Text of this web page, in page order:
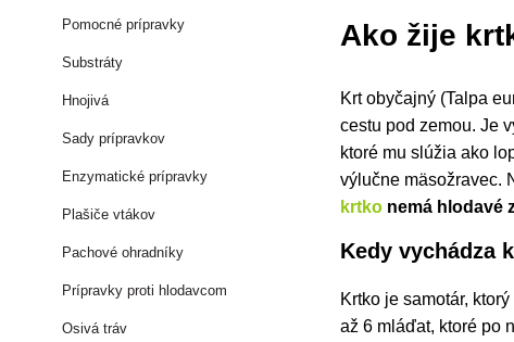
Pomocné prípravky
Substráty
Hnojivá
Sady prípravkov
Enzymatické prípravky
Plašiče vtákov
Pachové ohradníky
Prípravky proti hlodavcom
Osivá tráv
Ako žije
Krt obyčajný (Talpa
cestu pod zemou. Je
ktoré mu slúžia ako
výlučne mäsožravec.
krtko nemá hlodavé
Kedy vychádza
Krtko je samotár,
až 6 mláďat, ktoré po